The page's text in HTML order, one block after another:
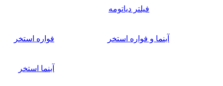
فیلتر دیاتومه
آبنما و فواره استخر فواره استخر
آبنما استخر